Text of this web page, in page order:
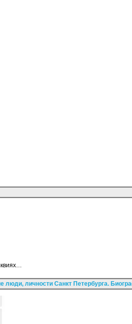
люди, личности Санкт Петербурга.